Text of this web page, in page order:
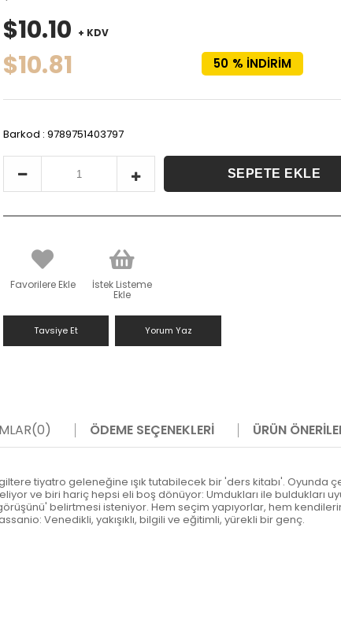
%
50 İNDIRIM
$10.10 + KDV
$10.81
Barkod : 9789751403797
Favorilere Ekle İstek Listeme
Ekle
Tavsiye Et Yorum Yaz
(0) ÖDEME SEÇENEKLERI ÜRÜN
tiyatro geleneğine ışık tutabilecek bir 'ders kitabı'. Oyunda
ve biri hariç hepsi eli boş dönüyor: Umdukları ile buldukları
belirtmesi isteniyor. Hem seçim yapıyorlar, hem
Venedikli, yakışıklı, bilgili ve eğitimli, yürekli bir genç.